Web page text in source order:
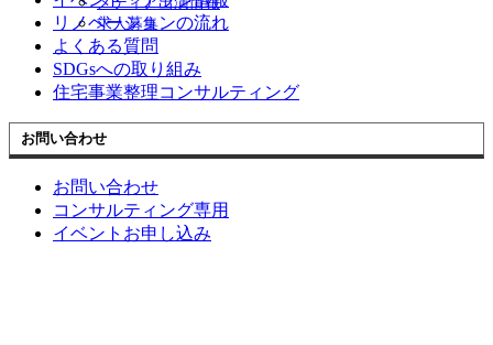
求人募集
リノベーションの流れ
よくある質問
SDGsへの取り組み
住宅事業整理コンサルティング
お問い合わせ
お問い合わせ
コンサルティング専用
イベントお申し込み